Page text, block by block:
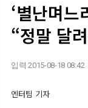
‘별난며
“정말 달
입력 2015-08-18 08:42
엔터팀 기자